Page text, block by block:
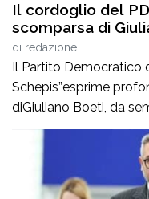
Il cordoglio del
scomparsa di
di redazione
Il Partito Democratico
Schepis”esprime
diGiuliano Boeti, da
valori democratici e
ANPI di Taurianova e
con passione e
nostra comunità,